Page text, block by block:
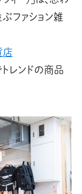
ファション雑
店
レンドの商品